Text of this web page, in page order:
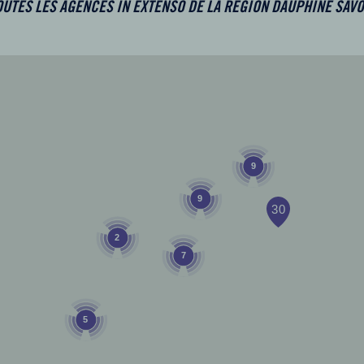
LES AGENCES IN EXTENSO DE LA RÉGION DAUPHINÉ
9
9
5
7
2